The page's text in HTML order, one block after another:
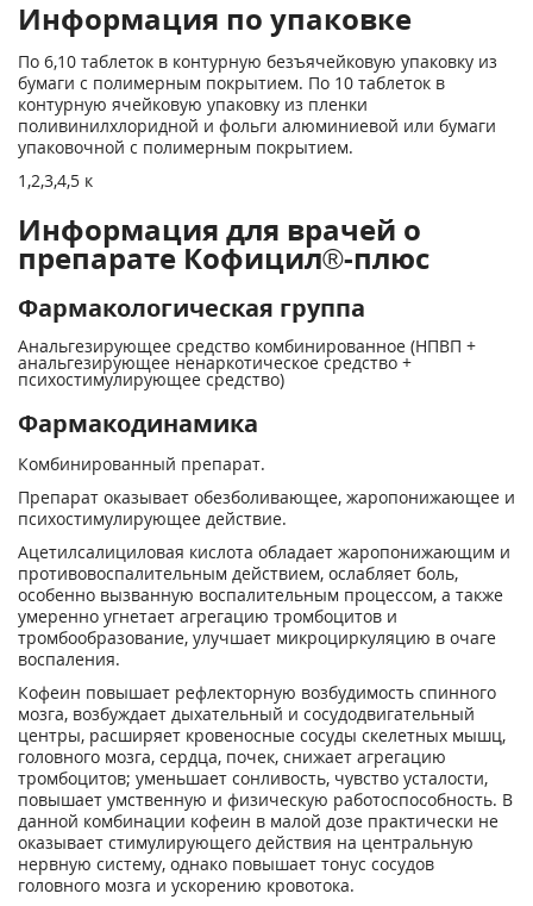
Информация по упаковке
По 6,10 таблеток в контурную безъячейковую упаковку из
бумаги с полимерным покрытием. По 10 таблеток в
контурную ячейковую упаковку из пленки
поливинилхлоридной и фольги алюминиевой или бумаги
упаковочной с полимерным покрытием.
1,2,3,4,5 к
Информация для врачей о
препарате Кофицил®-плюс
Фармакологическая группа
Анальгезирующее средство комбинированное (НПВП +
анальгезирующее ненаркотическое средство +
психостимулирующее средство)
Фармакодинамика
Комбинированный препарат.
Препарат оказывает обезболивающее, жаропонижающее и
психостимулирующее действие.
Ацетилсалициловая кислота обладает жаропонижающим и
противовоспалительным действием, ослабляет боль,
особенно вызванную воспалительным процессом, а также
умеренно угнетает агрегацию тромбоцитов и
тромбообразование, улучшает микроциркуляцию в очаге
воспаления.
Кофеин повышает рефлекторную возбудимость спинного
мозга, возбуждает дыхательный и сосудодвигательный
центры, расширяет кровеносные сосуды скелетных мышц,
головного мозга, сердца, почек, снижает агрегацию
тромбоцитов; уменьшает сонливость, чувство усталости,
повышает умственную и физическую работоспособность. В
данной комбинации кофеин в малой дозе практически не
оказывает стимулирующего действия на центральную
нервную систему, однако повышает тонус сосудов
головного мозга и ускорению кровотока.